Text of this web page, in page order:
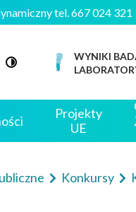
tel. 667 024
WYNIKI
Projekty
UE
Konkursy